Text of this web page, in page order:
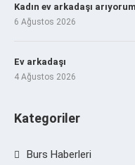
Kadın ev arkadaşı
6 Ağustos 2026
Ev arkadaşı
4 Ağustos 2026
Kategoriler
Burs Haberleri